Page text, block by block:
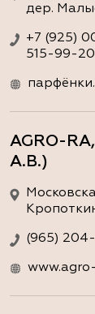
дер.
+7 (925)
515-99-
AGRO-
А.В.)
(965)